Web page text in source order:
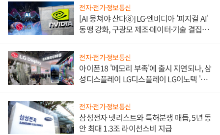
전자·전기·정보통신
[AI 뭉쳐야 산다⑧] LG·엔비디아 '피지컬 AI'
동맹 강화, 구광모 제조·데이터·기술 결집
전자·전기·정보통신
아이폰18 '메모리 부족'에 출시 지연되나, 삼
성디스플레이 LG디스플레이 LG이노텍 '탈
전자·전기·정보통신
삼성전자 넷리스트와 특허분쟁 매듭, 5년 동
안 최대 1.3조 라이선스비 지급